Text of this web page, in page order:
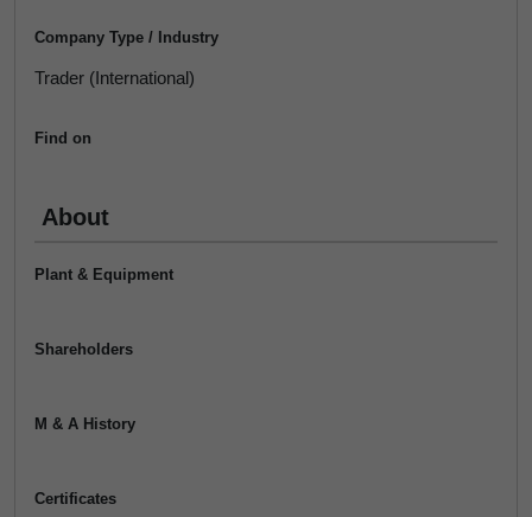
Company Type / Industry
Trader (International)
Find on
About
Plant & Equipment
Shareholders
M & A History
Certificates